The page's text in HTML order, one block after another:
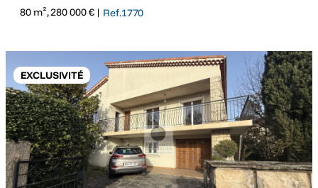
80 m², 280 000 € | Ref.1770
EXCLUSIVITÉ